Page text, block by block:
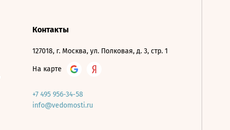
Контакты
127018, г. Москва, ул. Полковая, д. 3, стр. 1
На карте
+7 495 956-34-58
info@vedomosti.ru